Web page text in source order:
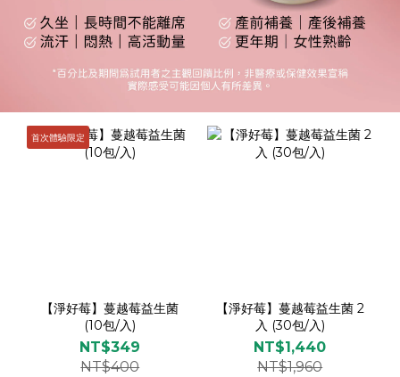
首次體驗限定
【淨好莓】蔓越莓益生菌
(10包/入)
NT$349
NT$400
【淨好莓】蔓越莓益生菌 2
入 (30包/入)
NT$1,440
NT$1,960